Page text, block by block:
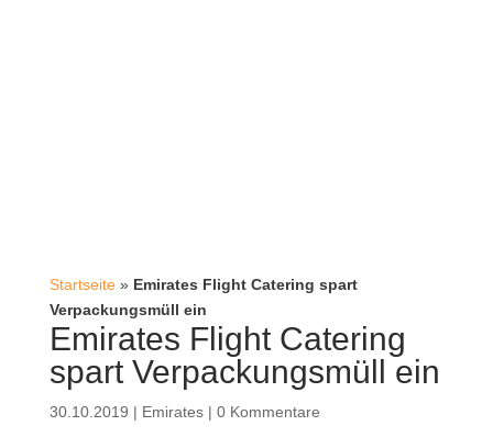
Startseite» Emirates Flight Catering spart
Verpackungsmüll ein
Emirates Flight Catering
spart Verpackungsmüll ein
30.10.2019 | Emirates| 0 Kommentare